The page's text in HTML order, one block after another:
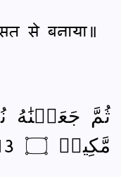
से बनाया॥
ثُمَّ جَعَلۡنَٰهُ
مَّكِينٖ ۝ 13